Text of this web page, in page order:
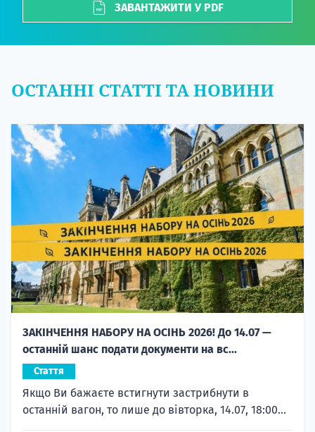
ЗАВАНТАЖИТИ У PDF
ОСТАННІ СТАТТІ ТА НОВИНИ
ЗАКІНЧЕННЯ НАБОРУ НА ОСІНЬ 2026! До 14.07 —
останній шанс подати документи на вс...
Стаття
Якщо Ви бажаєте встигнути застрибнути в
останній вагон, то лише до вівторка, 14.07, 18:00...